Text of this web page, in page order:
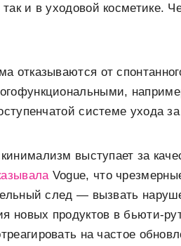
так и в уходовой косметике.
отказываются от
системе ухода
выступает за
Vogue, что
след — вызвать
новых продуктов в бьюти-
на частое